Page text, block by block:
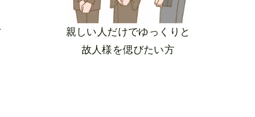
親しい人だけでゆっくりと
故人様を偲びたい方